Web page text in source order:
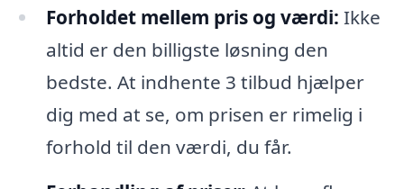
Forholdet mellem pris og værdi: Ikke
altid er den billigste løsning den
bedste. At indhente 3 tilbud hjælper
dig med at se, om prisen er rimelig i
forhold til den værdi, du får.